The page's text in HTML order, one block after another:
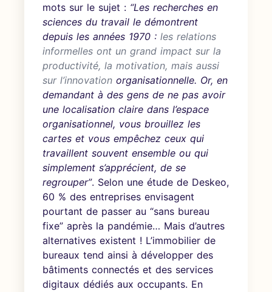
mots sur le sujet : “Les recherches en
sciences du travail le démontrent
depuis les années 1970 :les relations
informelles ont un grand impact sur la
productivité, la motivation, mais aussi
surl’innovation organisationnelle. Or, en
demandant à des gens de ne pas avoir
une localisation claire dans l’espace
organisationnel, vous brouillez les
cartes et vous empêchez ceux qui
travaillent souvent ensemble ou qui
simplement s’apprécient, de se
regrouper”. Selon une étude de Deskeo,
60 % des entreprises envisagent
pourtant de passer au “sans bureau
fixe” après la pandémie… Mais d’autres
alternatives existent ! L’immobilier de
bureaux tend ainsi à développer des
bâtiments connectés et des services
digitaux dédiés aux occupants. En